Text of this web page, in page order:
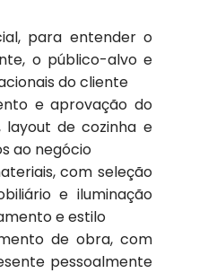
entender o
o público-alvo e
do cliente
e aprovação do
de cozinha e
ao negócio
com seleção
e iluminação
e estilo
de obra, com
pessoalmente